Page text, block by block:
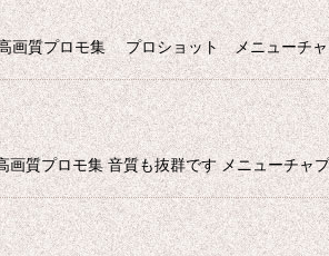
高画質プロモ集 プロショット メニュー
画質プロモ集 音質も抜群です メニュー